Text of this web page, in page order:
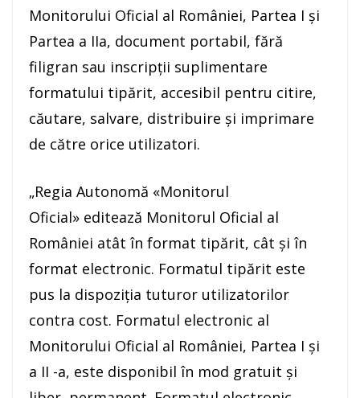
Monitorului Oficial al României, Partea I şi
Partea a IIa, document portabil, fără
filigran sau inscripţii suplimentare
formatului tipărit, accesibil pentru citire,
căutare, salvare, distribuire şi imprimare
de către orice utilizatori.
„Regia Autonomă «Monitorul
Oficial» editează Monitorul Oficial al
României atât în format tipărit, cât şi în
format electronic. Formatul tipărit este
pus la dispoziţia tuturor utilizatorilor
contra cost. Formatul electronic al
Monitorului Oficial al României, Partea I şi
a II -a, este disponibil în mod gratuit şi